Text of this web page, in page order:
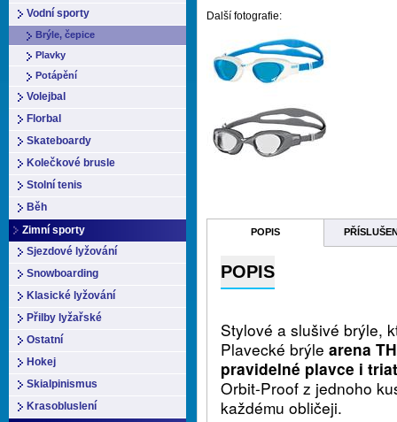
Vodní sporty
Brýle, čepice
Plavky
Potápění
Volejbal
Florbal
Skateboardy
Kolečkové brusle
Stolní tenis
Běh
Zimní sporty
Sjezdové lyžování
Snowboarding
Klasické lyžování
Přilby lyžařské
Ostatní
Hokej
Skialpinismus
Krasobluslení
Další fotografie:
POPIS
POPIS
Stylové a slušivé brýle,
Plavecké brýle arena
pravidelné plavce i
Orbit-Proof z jednoho
každému obličeji.